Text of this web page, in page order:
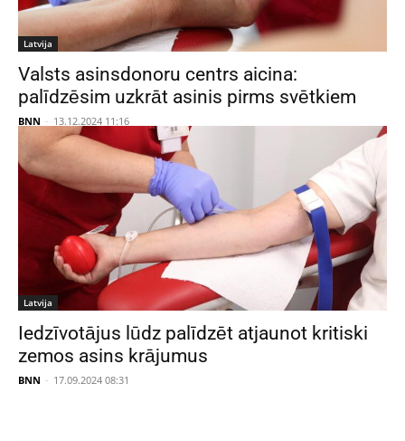
Latvija
Valsts asinsdonoru centrs aicina:
palīdzēsim uzkrāt asinis pirms svētkiem
BNN - 13.12.2024 11:16
Latvija
Iedzīvotājus lūdz palīdzēt atjaunot kritiski
zemos asins krājumus
BNN - 17.09.2024 08:31